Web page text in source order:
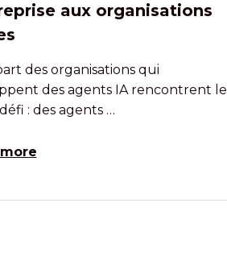
aux organisations
des organisations qui
des agents IA rencontrent le
: des agents …